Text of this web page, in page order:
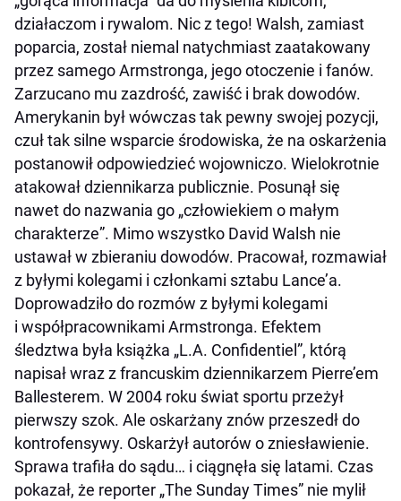
działaczom i rywalom. Nic z tego! Walsh, zamiast
poparcia, został niemal natychmiast zaatakowany
przez samego Armstronga, jego otoczenie i fanów.
Zarzucano mu zazdrość, zawiść i brak dowodów.
Amerykanin był wówczas tak pewny swojej pozycji,
czuł tak silne wsparcie środowiska, że na oskarżenia
postanowił odpowiedzieć wojowniczo. Wielokrotnie
atakował dziennikarza publicznie. Posunął się
nawet do nazwania go „człowiekiem o małym
charakterze”. Mimo wszystko David Walsh nie
ustawał w zbieraniu dowodów. Pracował, rozmawiał
z byłymi kolegami i członkami sztabu Lance’a.
Doprowadziło do rozmów z byłymi kolegami
i współpracownikami Armstronga. Efektem
śledztwa była książka „L.A. Confidentiel”, którą
napisał wraz z francuskim dziennikarzem Pierre’em
Ballesterem. W 2004 roku świat sportu przeżył
pierwszy szok. Ale oskarżany znów przeszedł do
kontrofensywy. Oskarżył autorów o zniesławienie.
Sprawa trafiła do sądu… i ciągnęła się latami. Czas
pokazał, że reporter „The Sunday Times” nie mylił